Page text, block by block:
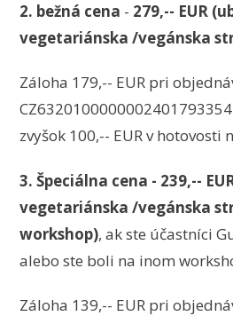
2. bežná cena - 279,-- EUR
vegetariánska /vegánska
Záloha 179,-- EUR pri
zvyšok 100,-- EUR v hotovosti
3. Špeciálna cena - 239,--
vegetariánska /vegánska
workshop), ak ste účastníci
alebo ste boli na inom
Záloha 139,-- EUR pri